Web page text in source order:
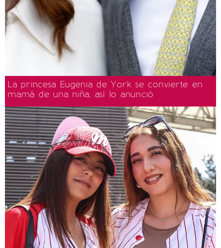
La princesa Eugenia de York se convierte en
mamá de una niña, así lo anunció